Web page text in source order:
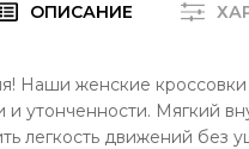
ОПИСАНИЕ
Наши женские
и утонченности. Мягкий
легкость движений